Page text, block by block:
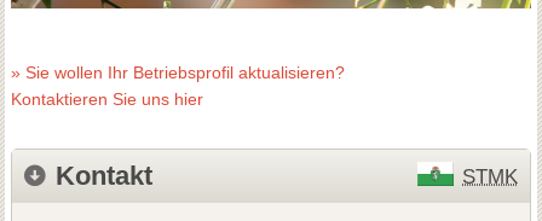
» Sie wollen Ihr Betriebsprofil aktualisieren?
Kontaktieren Sie uns hier
Kontakt STMK